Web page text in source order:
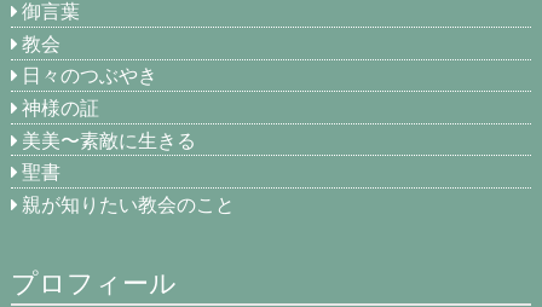
御言葉
教会
日々のつぶやき
神様の証
美美〜素敵に生きる
聖書
親が知りたい教会のこと
プロフィール